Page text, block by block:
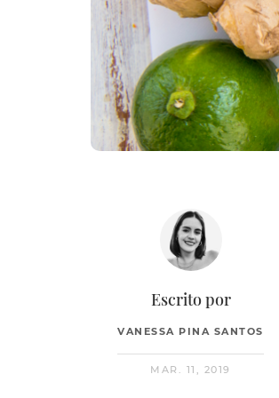
Escrito por
VANESSA PINA SANTOS
MAR. 11, 2019